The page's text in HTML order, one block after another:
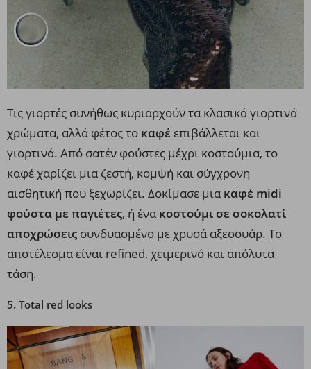
Τις γιορτές συνήθως κυριαρχούν τα κλασικά γιορτινά
χρώματα, αλλά φέτος το καφέ επιβάλλεται και
γιορτινά. Από σατέν φούστες μέχρι κοστούμια, το
καφέ χαρίζει μια ζεστή, κομψή και σύγχρονη
αισθητική που ξεχωρίζει. Δοκίμασε μια καφέ midi
φούστα με παγιέτες, ή ένα κοστούμι σε σοκολατί
αποχρώσεις συνδυασμένο με χρυσά αξεσουάρ. Το
αποτέλεσμα είναι refined, χειμερινό και απόλυτα
τάση.
5. Total red looks